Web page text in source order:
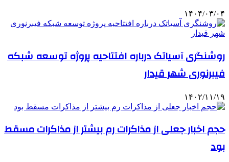
۱۴۰۴/۰۳/۰۴
روشنگری آسیاتک درباره افتتاحیه پروژه توسعه شبکه
فیبرنوری شهر قیدار
۱۴۰۲/۱۱/۱۹
حجم اخبار جعلی از مذاکرات رم بیشتر از مذاکرات مسقط
بود